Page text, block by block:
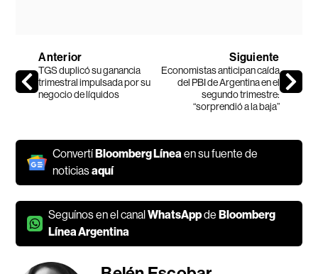
Anterior
TGS duplicó su ganancia
trimestral impulsada por su
negocio de líquidos
Siguiente
Economistas anticipan caída
del PBI de Argentina en el
segundo trimestre:
“sorprendió a la baja”
ConvertíBloomberg Líneaen su fuente de
noticiasaquí
Seguínos en el canalWhatsAppdeBloomberg
Línea Argentina